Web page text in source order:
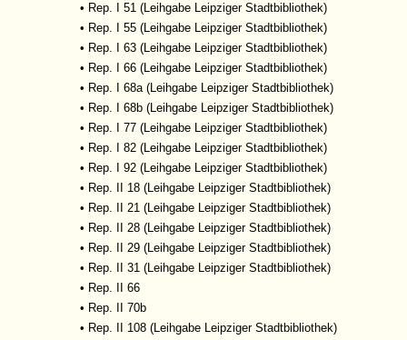
• Rep. I 51 (Leihgabe Leipziger Stadtbibliothek)
• Rep. I 55 (Leihgabe Leipziger Stadtbibliothek)
• Rep. I 63 (Leihgabe Leipziger Stadtbibliothek)
• Rep. I 66 (Leihgabe Leipziger Stadtbibliothek)
• Rep. I 68a (Leihgabe Leipziger Stadtbibliothek)
• Rep. I 68b (Leihgabe Leipziger Stadtbibliothek)
• Rep. I 77 (Leihgabe Leipziger Stadtbibliothek)
• Rep. I 82 (Leihgabe Leipziger Stadtbibliothek)
• Rep. I 92 (Leihgabe Leipziger Stadtbibliothek)
• Rep. II 18 (Leihgabe Leipziger Stadtbibliothek)
• Rep. II 21 (Leihgabe Leipziger Stadtbibliothek)
• Rep. II 28 (Leihgabe Leipziger Stadtbibliothek)
• Rep. II 29 (Leihgabe Leipziger Stadtbibliothek)
• Rep. II 31 (Leihgabe Leipziger Stadtbibliothek)
• Rep. II 66
• Rep. II 70b
• Rep. II 108 (Leihgabe Leipziger Stadtbibliothek)